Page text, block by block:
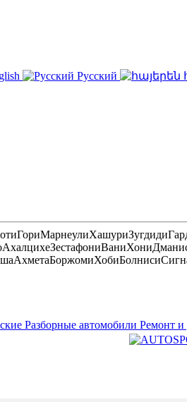
Русский
ГориМарнеулиХашуриЗугдиди
АхалцихеЗестафониВаниХони
АхметаБоржомиХобиБолниси
Разборные автомобили Ремонт и